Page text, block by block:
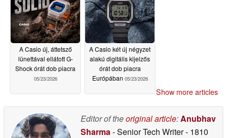
A Casio új, áttetsző
lünettával ellátott G-
Shock órát dob piacra
05/23/2026
A Casio két új négyzet
alakú digitális kijelzős
órát dob piacra
Európában 05/23/2026
Show more articles
Editor of theoriginal article:Anubhav
Sharma- Senior Tech Writer- 1810